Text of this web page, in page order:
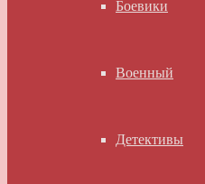
Боевики
Военный
Детективы